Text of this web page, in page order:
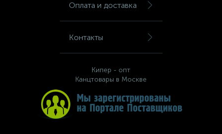
Оплата и доставка
Контакты
Кипер - опт
Канцтовары в Москве
Шкафы картотечные
Шкафы тамбурные
Школьная мебель
Ящики для ключей